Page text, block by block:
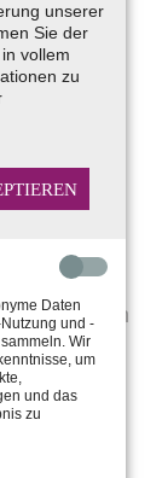
– die
des
unserer
Sie der
vollem
zu
Daten
und -
Wir
um
und das
zu